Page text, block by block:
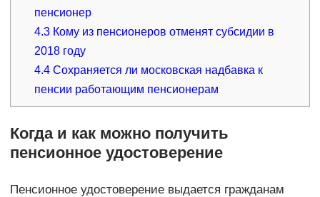
пенсионер
4.3 Кому из пенсионеров отменят субсидии в
2018 году
4.4 Сохраняется ли московская надбавка к
пенсии работающим пенсионерам
Когда и как можно получить
пенсионное удостоверение
Пенсионное удостоверение выдается гражданам